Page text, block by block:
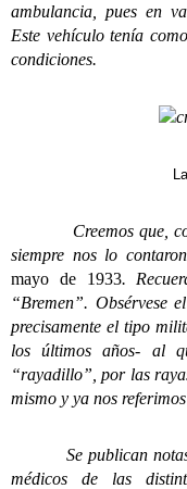
ambulancia, pues en
Este vehículo tenía
condiciones.
Creemos que,
siempre nos lo
mayo de 1933.
“Bremen”. Obsérvese
precisamente el tipo
los últimos años- al
“rayadillo”, por las
mismo y ya nos
Se publican notas
médicos de las